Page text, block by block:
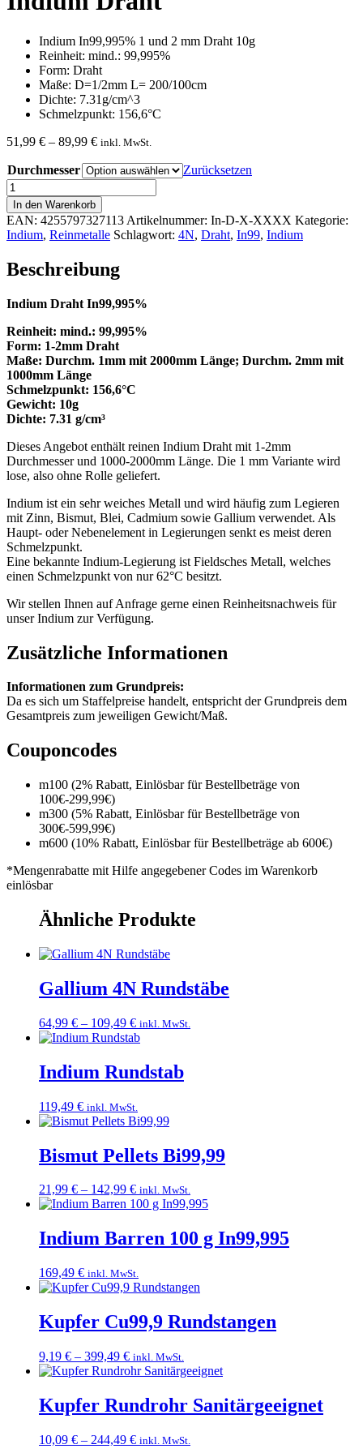
Indium In99,995% 1 und 2 mm Draht 10g
Reinheit: mind.: 99,995%
Form: Draht
Maße: D=1/2mm L= 200/100cm
Dichte: 7.31g/cm^3
Schmelzpunkt: 156,6°C
51,99 € – 89,99 €Preisspanne:
bis
89,99 €
inkl. MwSt.
Durchmesser
Zurücksetzen
Indium
Draht
Menge
In den Warenkorb
EAN: 4255797327113 Artikelnummer: In-D-X-XXXX Kategorie:
Indium, Reinmetalle Schlagwort: 4N, Draht, In99, Indium
Beschreibung
Indium Draht In99,995%
Reinheit: mind.: 99,995%
Form: 1-2mm Draht
Maße: Durchm. 1mm mit 2000mm Länge; Durchm. 2mm mit
1000mm Länge
Schmelzpunkt: 156,6°C
Gewicht: 10g
Dichte: 7.31 g/cm³
Dieses Angebot enthält reinen Indium Draht mit 1-2mm
Durchmesser und 1000-2000mm Länge. Die 1 mm Variante wird
lose, also ohne Rolle geliefert.
Indium ist ein sehr weiches Metall und wird häufig zum Legieren
mit Zinn, Bismut, Blei, Cadmium sowie Gallium verwendet. Als
Haupt- oder Nebenelement in Legierungen senkt es meist deren
Schmelzpunkt.
Eine bekannte Indium-Legierung ist Fieldsches Metall, welches
einen Schmelzpunkt von nur 62°C besitzt.
Wir stellen Ihnen auf Anfrage gerne einen Reinheitsnachweis für
unser Indium zur Verfügung.
Zusätzliche Informationen
Informationen zum Grundpreis:
Da es sich um Staffelpreise handelt, entspricht der Grundpreis dem
Gesamtpreis zum jeweiligen Gewicht/Maß.
Couponcodes
m100 (2% Rabatt, Einlösbar für Bestellbeträge von
100€-299,99€)
m300 (5% Rabatt, Einlösbar für Bestellbeträge von
300€-599,99€)
m600 (10% Rabatt, Einlösbar für Bestellbeträge ab 600€)
*Mengenrabatte mit Hilfe angegebener Codes im Warenkorb
einlösbar
Ähnliche Produkte
Gallium 4N Rundstäbe
64,99 € – 109,49 €Preisspanne:
64,99 €
109,49 €
inkl. MwSt.
Indium Rundstab
119,49 € inkl. MwSt.
Bismut Pellets Bi99,99
21,99 € – 142,99 €Preisspanne:
21,99 €
142,99 €
inkl. MwSt.
Indium Barren 100 g In99,995
169,49 € inkl. MwSt.
Kupfer Cu99,9 Rundstangen
9,19 € – 399,49 €Preisspanne:
9,19 €
399,49 €
inkl. MwSt.
Kupfer Rundrohr Sanitärgeeignet
10,09 € – 244,49 €Preisspanne:
inkl. MwSt.